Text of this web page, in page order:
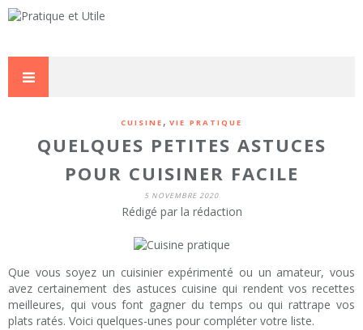
CUISINE , VIE PRATIQUE
QUELQUES PETITES ASTUCES
POUR CUISINER FACILE
5 NOVEMBRE 2020
Rédigé par la rédaction
Que vous soyez un cuisinier expérimenté ou un amateur, vous
avez certainement des astuces cuisine qui rendent vos recettes
meilleures, qui vous font gagner du temps ou qui rattrape vos
plats ratés. Voici quelques-unes pour compléter votre liste.